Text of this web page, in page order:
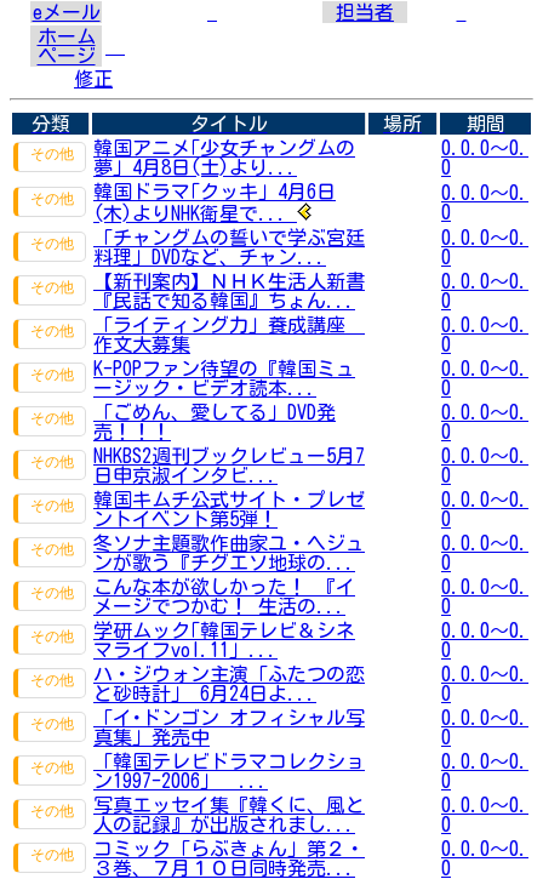
eメール
担当者
ホーム
ページ
修正
分類 タイトル 場所
期間
韓国アニメ｢少女チャングムの
夢｣ 4月8日(土)より...
0.0.0～0.
0
韓国ドラマ｢クッキ｣ 4月6日
(木)よりNHK衛星で...
0.0.0～0.
0
「チャングムの誓いで学ぶ宮廷
料理」DVDなど、チャン...
0.0.0～0.
0
【新刊案内】ＮＨＫ生活人新書
『民話で知る韓国』ちょん...
0.0.0～0.
0
「ライティング力」養成講座
作文大募集
0.0.0～0.
0
K-POPファン待望の『韓国ミュ
ージック・ビデオ読本...
0.0.0～0.
0
「ごめん、愛してる」DVD発
売！！！
0.0.0～0.
0
NHKBS2週刊ブックレビュー5月7
日申京淑インタビ...
0.0.0～0.
0
韓国キムチ公式サイト・プレゼ
ントイベント第5弾！
0.0.0～0.
0
冬ソナ主題歌作曲家ユ・ヘジュ
ンが歌う『チグエソ地球の...
0.0.0～0.
0
こんな本が欲しかった！ 『イ
メージでつかむ！ 生活の...
0.0.0～0.
0
学研ムック｢韓国テレビ＆シネ
マライフvol.11｣ ...
0.0.0～0.
0
ハ・ジウォン主演「ふたつの恋
と砂時計」 6月24日よ...
0.0.0～0.
0
「イ･ドンゴン オフィシャル写
真集」発売中
0.0.0～0.
0
「韓国テレビドラマコレクショ
ン1997-2006」 ...
0.0.0～0.
0
写真エッセイ集『韓くに、風と
人の記録』が出版されまし...
0.0.0～0.
0
コミック「らぶきょん」第２・
３巻、７月１０日同時発売...
0.0.0～0.
0